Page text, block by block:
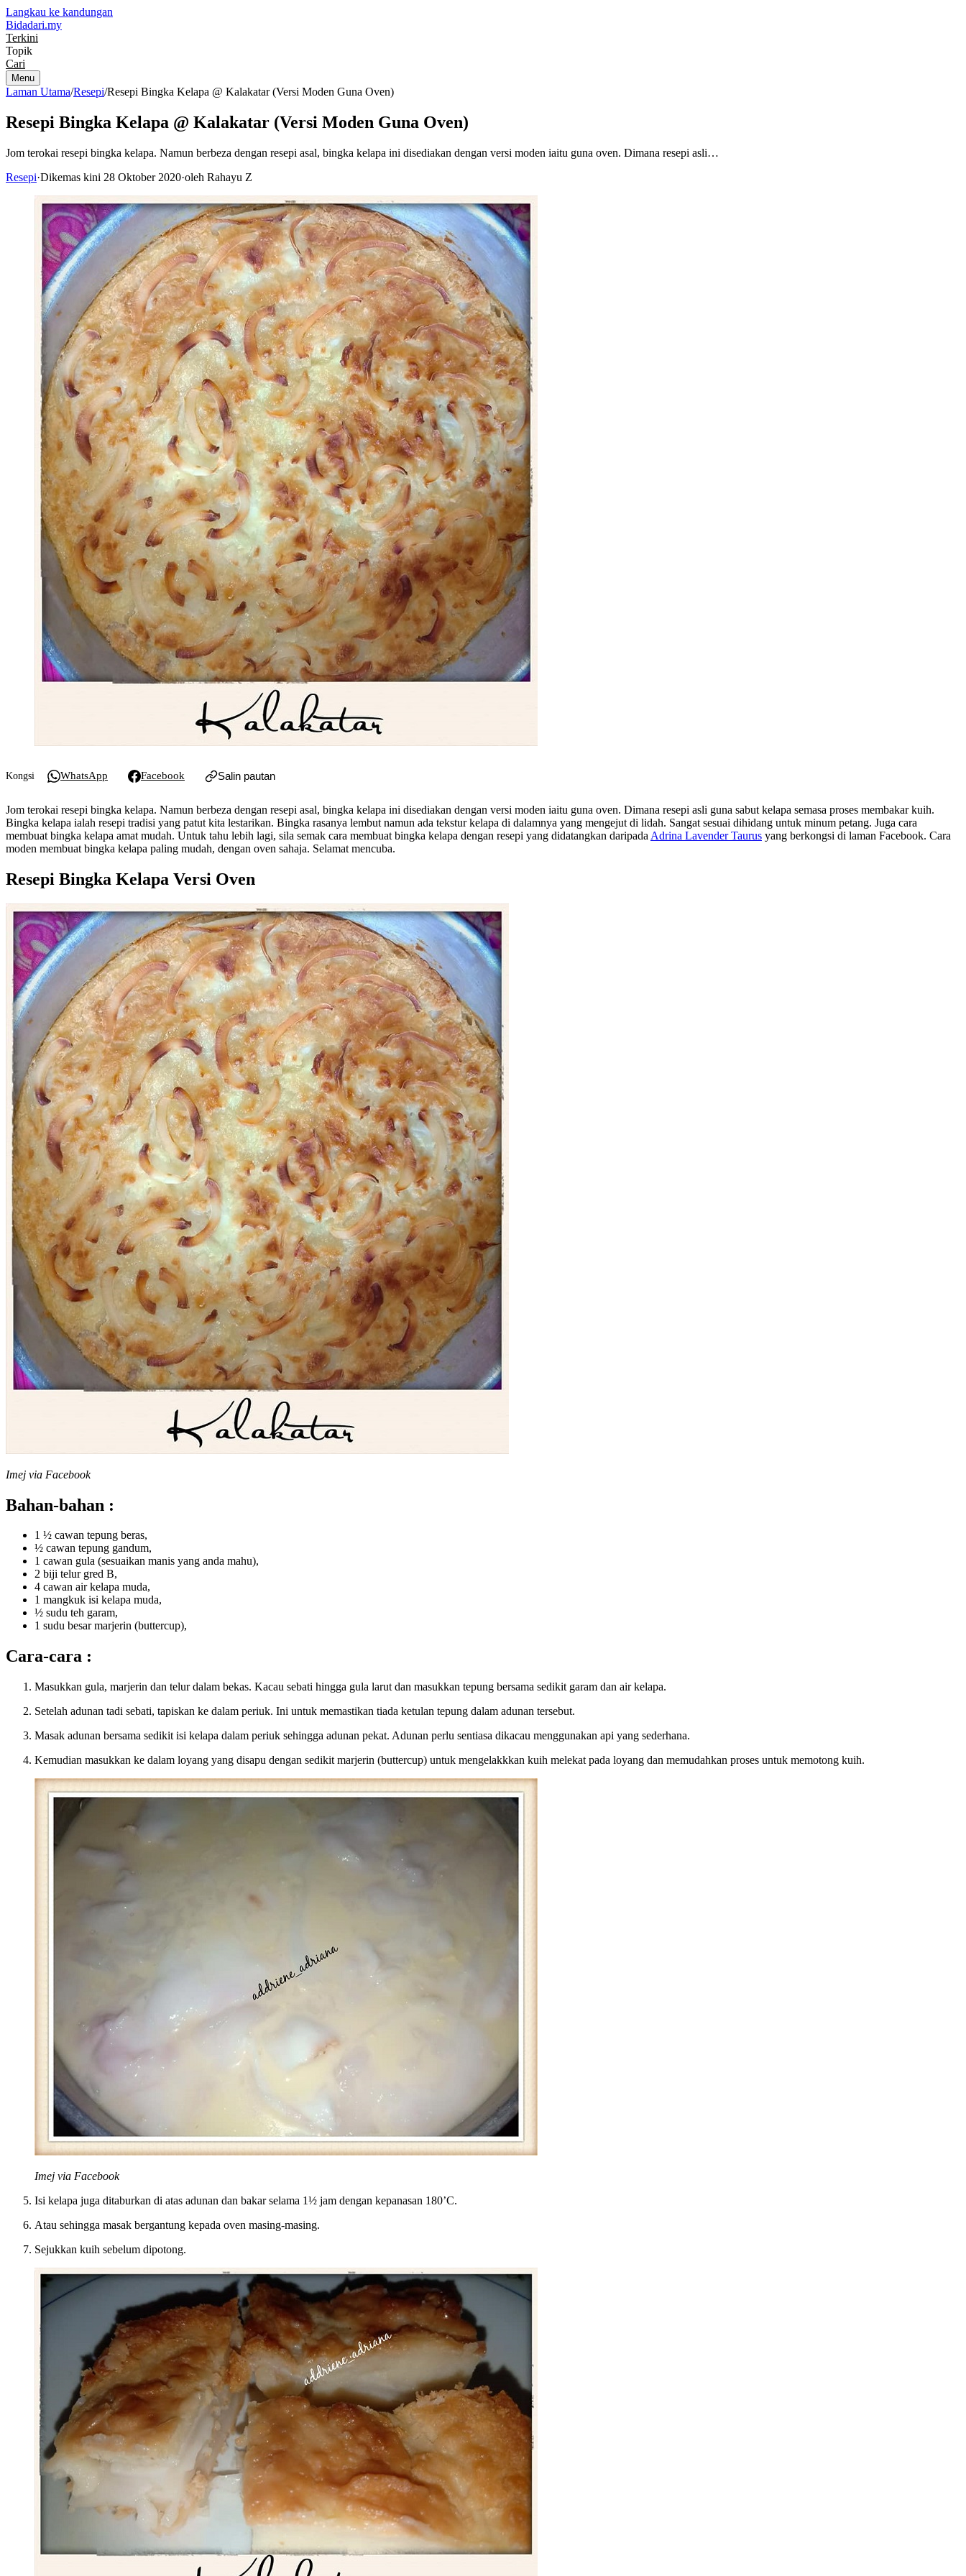
Langkau ke kandungan
Bidadari.my
Terkini
Topik
Cari
Menu
Laman Utama/Resepi/Resepi Bingka Kelapa @ Kalakatar (Versi Moden Guna Oven)
Resepi Bingka Kelapa @ Kalakatar (Versi Moden Guna Oven)
Jom terokai resepi bingka kelapa. Namun berbeza dengan resepi asal, bingka kelapa ini disediakan dengan versi moden iaitu guna oven. Dimana resepi asli…
Resepi·Dikemas kini 28 Oktober 2020·oleh Rahayu Z
Kongsi WhatsApp Facebook Salin pautan
Jom terokai resepi bingka kelapa. Namun berbeza dengan resepi asal, bingka kelapa ini disediakan dengan versi moden iaitu guna oven. Dimana resepi asli guna sabut kelapa semasa proses membakar kuih.
Bingka kelapa ialah resepi tradisi yang patut kita lestarikan. Bingka rasanya lembut namun ada tekstur kelapa di dalamnya yang mengejut di lidah. Sangat sesuai dihidang untuk minum petang. Juga cara
membuat bingka kelapa amat mudah. Untuk tahu lebih lagi, sila semak cara membuat bingka kelapa dengan resepi yang didatangkan daripada Adrina Lavender Taurus yang berkongsi di laman Facebook. Cara
moden membuat bingka kelapa paling mudah, dengan oven sahaja. Selamat mencuba.
Resepi Bingka Kelapa Versi Oven
Imej via Facebook
Bahan-bahan :
1 ½ cawan tepung beras,
½ cawan tepung gandum,
1 cawan gula (sesuaikan manis yang anda mahu),
2 biji telur gred B,
4 cawan air kelapa muda,
1 mangkuk isi kelapa muda,
½ sudu teh garam,
1 sudu besar marjerin (buttercup),
Cara-cara :
Masukkan gula, marjerin dan telur dalam bekas. Kacau sebati hingga gula larut dan masukkan tepung bersama sedikit garam dan air kelapa.
Setelah adunan tadi sebati, tapiskan ke dalam periuk. Ini untuk memastikan tiada ketulan tepung dalam adunan tersebut.
Masak adunan bersama sedikit isi kelapa dalam periuk sehingga adunan pekat. Adunan perlu sentiasa dikacau menggunakan api yang sederhana.
Kemudian masukkan ke dalam loyang yang disapu dengan sedikit marjerin (buttercup) untuk mengelakkkan kuih melekat pada loyang dan memudahkan proses untuk memotong kuih.
Imej via Facebook
Isi kelapa juga ditaburkan di atas adunan dan bakar selama 1½ jam dengan kepanasan 180’C.
Atau sehingga masak bergantung kepada oven masing-masing.
Sejukkan kuih sebelum dipotong.